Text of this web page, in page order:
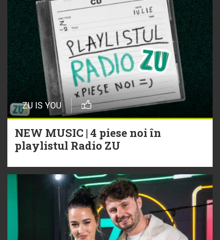
ZU IS YOU
NEW MUSIC | 4 piese noi în
playlistul Radio ZU